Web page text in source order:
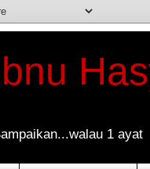
1 ayat